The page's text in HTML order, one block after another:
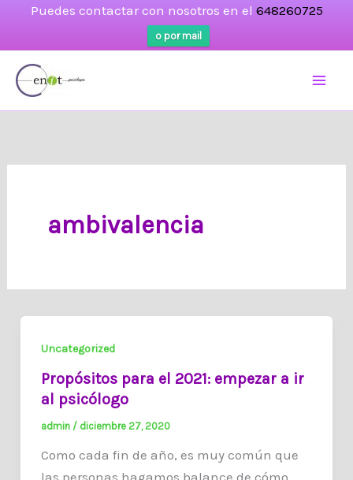
Puedes contactar con nosotros en el 648260725
o por mail
ambivalencia
Uncategorized
Propósitos para el 2021: empezar a ir
al psicólogo
admin / diciembre 27, 2020
Como cada fin de año, es muy común que